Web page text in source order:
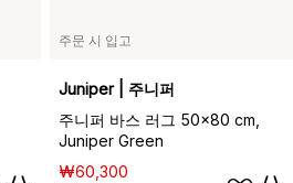
주문 시 입고
Juniper | 주니퍼
주니퍼 바스 러그 50x80 cm,
Juniper Green
₩60,300